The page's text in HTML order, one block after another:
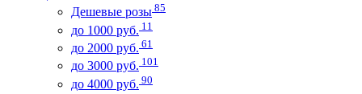
Дешевые розы 85
до 1000 руб. 11
до 2000 руб. 61
до 3000 руб. 101
до 4000 руб. 90